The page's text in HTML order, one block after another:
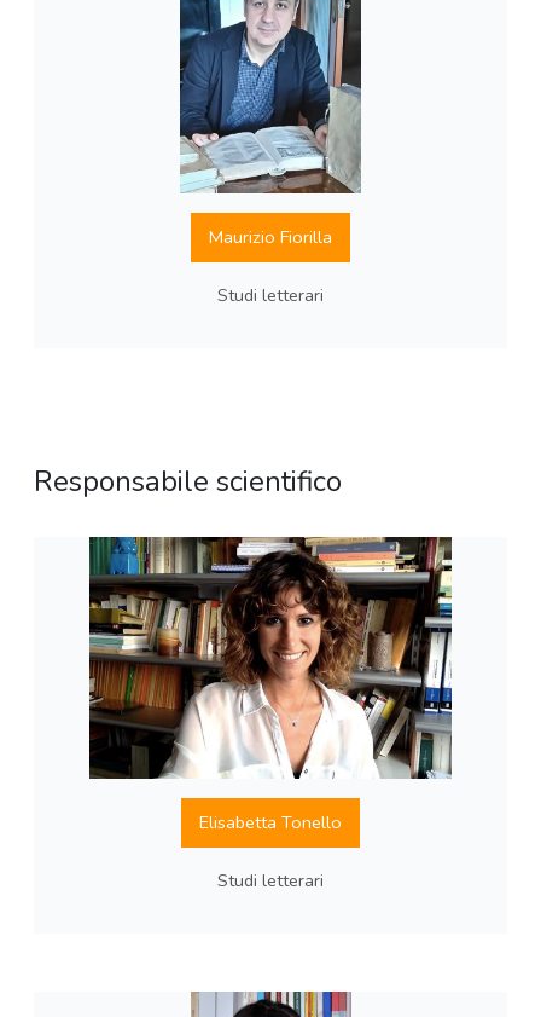
Maurizio Fiorilla
Studi letterari
Responsabile scientifico
Elisabetta Tonello
Studi letterari